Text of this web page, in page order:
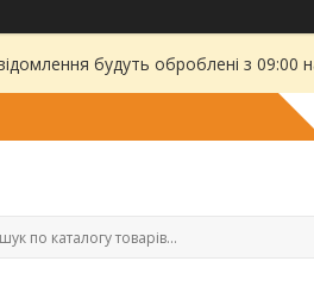
будуть оброблені з